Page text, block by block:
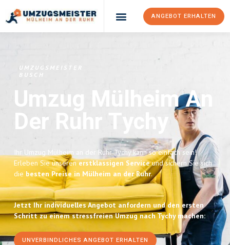
ANGEBOT ERHALTEN
UMZUGSMEISTER
BUSCH
Umzug Mülheim An
Der Ruhr Tychy
Ihr Umzug Mülheim an der Ruhr Tychy kann so einfach sein!
Erleben Sie unserenerstklassigen Serviceund sichern Sie sich
die besten Preise in Mülheim an der Ruhr.
Jetzt Ihr individuelles Angebot anfordern und den ersten
Schritt zu einem stressfreien Umzug nach Tychy machen:
UNVERBINDLICHES ANGEBOT ERHALTEN